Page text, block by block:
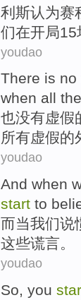
利斯认为赛
们在开局15
youdao
There is no
when all
也没有虚假
所有虚假的
youdao
And when
start to
而当我们说
这些谎言。
youdao
So, you